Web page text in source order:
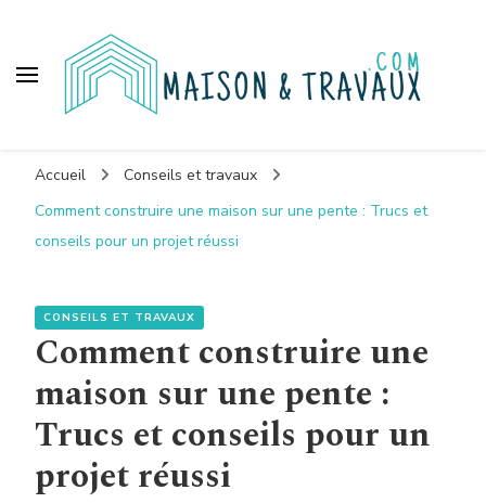
Accueil
Conseils et travaux
Comment construire une maison sur une pente : Trucs et
conseils pour un projet réussi
CONSEILS ET TRAVAUX
Comment construire une
maison sur une pente :
Trucs et conseils pour un
projet réussi